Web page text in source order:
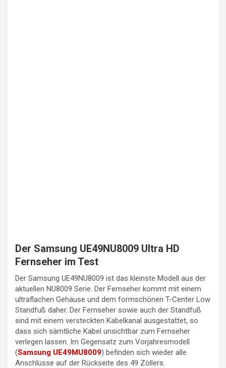
Der Samsung UE49NU8009 Ultra HD
Fernseher im Test
Der Samsung UE49NU8009 ist das kleinste Modell aus der
aktuellen NU8009 Serie. Der Fernseher kommt mit einem
ultraflachen Gehäuse und dem formschönen T-Center Low
Standfuß daher. Der Fernseher sowie auch der Standfuß
sind mit einem versteckten Kabelkanal ausgestattet, so
dass sich sämtliche Kabel unsichtbar zum Fernseher
verlegen lassen. Im Gegensatz zum Vorjahresmodell
(Samsung UE49MU8009) befinden sich wieder alle
Anschlüsse auf der Rückseite des 49 Zöllers.